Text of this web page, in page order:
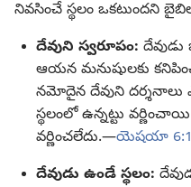
నివసించే స్థలం ఒకటుందని
దేవుని స్వరూపం: దేవుడు
ఆయన మనుషులకు
నమోదైన దేవుని దర్శనాలు
స్థలంలో ఉన్నట్టు
వర్ణించలేదు.—యెషయా
దేవుడు ఉండే స్థలం: